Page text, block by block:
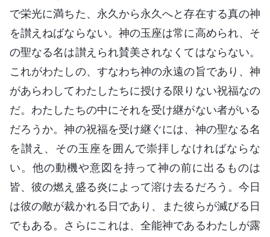
で栄光に満ちた、永久から永久へと存在する真の神
を讃えねばならない。神の玉座は常に高められ、そ
の聖なる名は讃えられ賛美されなくてはならない。
これがわたしの、すなわち神の永遠の旨であり、神
があらわしてわたしたちに授ける限りない祝福なの
だ。わたしたちの中にそれを受け継がない者がいる
だろうか。神の祝福を受け継ぐには、神の聖なる名
を讃え、その玉座を囲んで崇拝しなければならな
い。他の動機や意図を持って神の前に出るものは
皆、彼の燃え盛る炎によって溶け去るだろう。今日
は彼の敵が裁かれる日であり、また彼らが滅びる日
でもある。さらにこれは、全能神であるわたしが露